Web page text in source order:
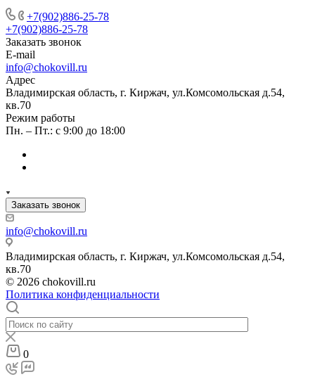
+7(902)886-25-78
+7(902)886-25-78
Заказать звонок
E-mail
info@chokovill.ru
Адрес
Владимирская область, г. Киржач, ул.Комсомольская д.54,
кв.70
Режим работы
Пн. – Пт.: с 9:00 до 18:00
Заказать звонок
info@chokovill.ru
Владимирская область, г. Киржач, ул.Комсомольская д.54,
кв.70
© 2026 chokovill.ru
Политика конфиденциальности
0